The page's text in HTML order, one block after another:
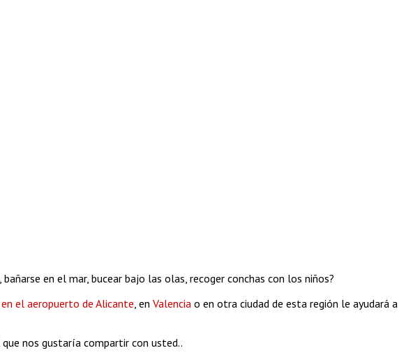
en el mar, bucear bajo las olas, recoger conchas con los niños?
el aeropuerto de Alicante , en Valencia o en otra ciudad de esta región le ayudará a
nos gustaría compartir con usted..